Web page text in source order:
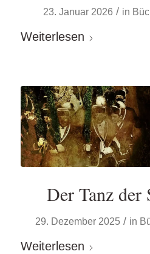
23. Januar 2026 / in
Weiterlesen
Der Tanz der
29. Dezember 2025 / in
Weiterlesen